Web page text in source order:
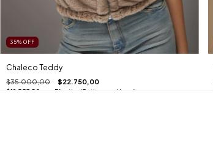
35% OFF
Chaleco Teddy
$35.000,00 $22.750,00
$19.337,50conEfectivo (Retiro en el local)